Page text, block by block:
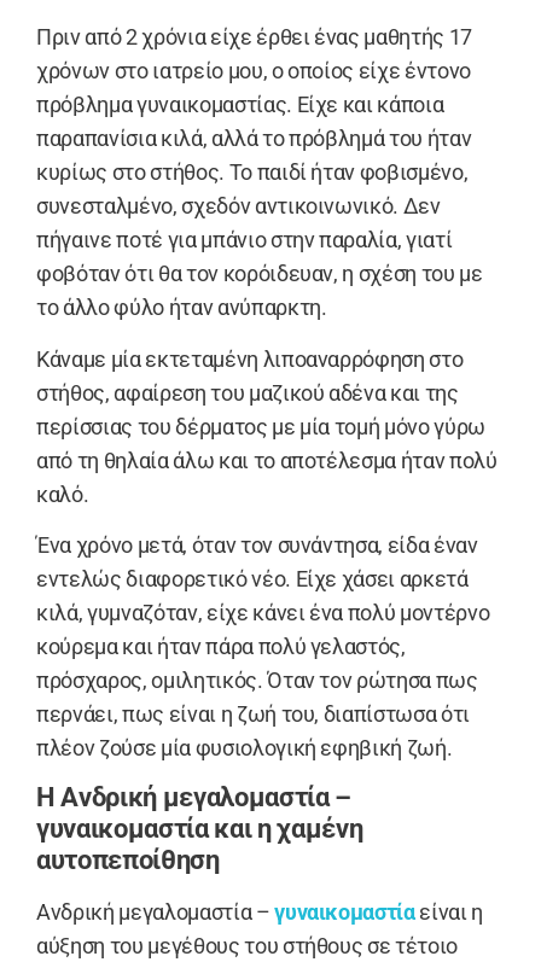
Πριν από 2 χρόνια είχε έρθει ένας μαθητής 17
χρόνων στο ιατρείο μου, ο οποίος είχε έντονο
πρόβλημα γυναικομαστίας. Είχε και κάποια
παραπανίσια κιλά, αλλά το πρόβλημά του ήταν
κυρίως στο στήθος. Το παιδί ήταν φοβισμένο,
συνεσταλμένο, σχεδόν αντικοινωνικό. Δεν
πήγαινε ποτέ για μπάνιο στην παραλία, γιατί
φοβόταν ότι θα τον κορόιδευαν, η σχέση του με
το άλλο φύλο ήταν ανύπαρκτη.
Κάναμε μία εκτεταμένη λιποαναρρόφηση στο
στήθος, αφαίρεση του μαζικού αδένα και της
περίσσιας του δέρματος με μία τομή μόνο γύρω
από τη θηλαία άλω και το αποτέλεσμα ήταν πολύ
καλό.
Ένα χρόνο μετά, όταν τον συνάντησα, είδα έναν
εντελώς διαφορετικό νέο. Είχε χάσει αρκετά
κιλά, γυμναζόταν, είχε κάνει ένα πολύ μοντέρνο
κούρεμα και ήταν πάρα πολύ γελαστός,
πρόσχαρος, ομιλητικός. Όταν τον ρώτησα πως
περνάει, πως είναι η ζωή του, διαπίστωσα ότι
πλέον ζούσε μία φυσιολογική εφηβική ζωή.
Η Aνδρική μεγαλομαστία –
γυναικομαστία και η χαμένη
αυτοπεποίθηση
Aνδρική μεγαλομαστία –γυναικομαστία είναι η
αύξηση του μεγέθους του στήθους σε τέτοιο